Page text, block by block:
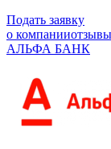
Подать заявку
о компанииотзывы
АЛЬФА БАНК